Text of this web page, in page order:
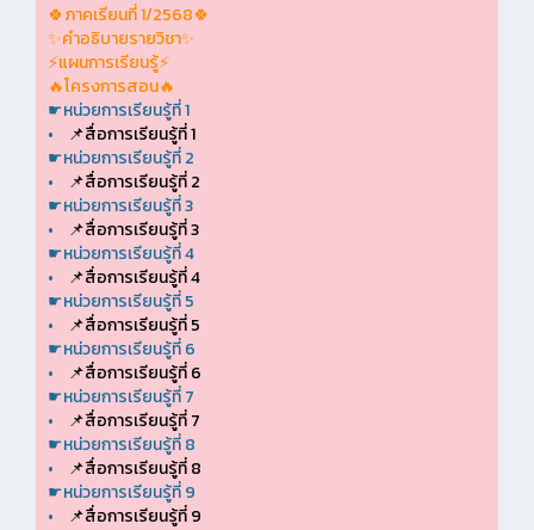
🍀ภาคเรียนที่ 1/2568🍀
✨คำอธิบายรายวิชา✨
⚡แผนการเรียนรู้⚡
🔥โครงการสอน🔥
☛หน่วยการเรียนรู้ที่ 1
•
📌สื่อการเรียนรู้ที่ 1
☛หน่วยการเรียนรู้ที่ 2
•
📌สื่อการเรียนรู้ที่ 2
☛หน่วยการเรียนรู้ที่ 3
•
📌สื่อการเรียนรู้ที่ 3
☛หน่วยการเรียนรู้ที่ 4
•
📌สื่อการเรียนรู้ที่ 4
☛หน่วยการเรียนรู้ที่ 5
•
📌สื่อการเรียนรู้ที่ 5
☛หน่วยการเรียนรู้ที่ 6
•
📌สื่อการเรียนรู้ที่ 6
☛หน่วยการเรียนรู้ที่ 7
•
📌สื่อการเรียนรู้ที่ 7
☛หน่วยการเรียนรู้ที่ 8
•
📌สื่อการเรียนรู้ที่ 8
☛หน่วยการเรียนรู้ที่ 9
•
📌สื่อการเรียนรู้ที่ 9